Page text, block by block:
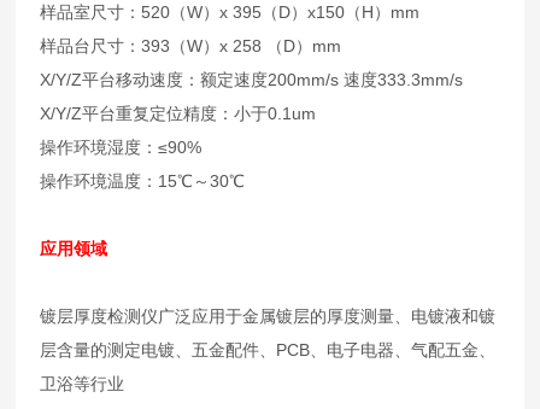
样品室尺寸：520（W）x 395（D）x150（H）mm
样品台尺寸：393（W）x 258 （D）mm
X/Y/Z平台移动速度：额定速度200mm/s 速度333.3mm/s
X/Y/Z平台重复定位精度：小于0.1um
操作环境湿度：≤90%
操作环境温度：15℃～30℃
应用领域
镀层厚度检测仪广泛应用于金属镀层的厚度测量、电镀液和镀
层含量的测定电镀、五金配件、PCB、电子电器、气配五金、
卫浴等行业